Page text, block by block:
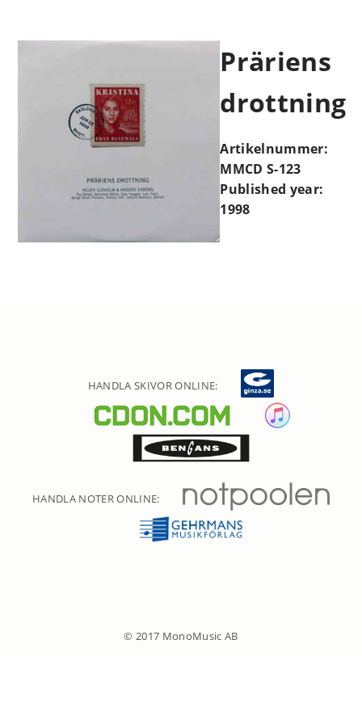
Präriens
drottning
Artikelnummer:
MMCD S-123
Published year:
1998
HANDLA SKIVOR ONLINE:
HANDLA NOTER ONLINE:
© 2017 MonoMusic AB